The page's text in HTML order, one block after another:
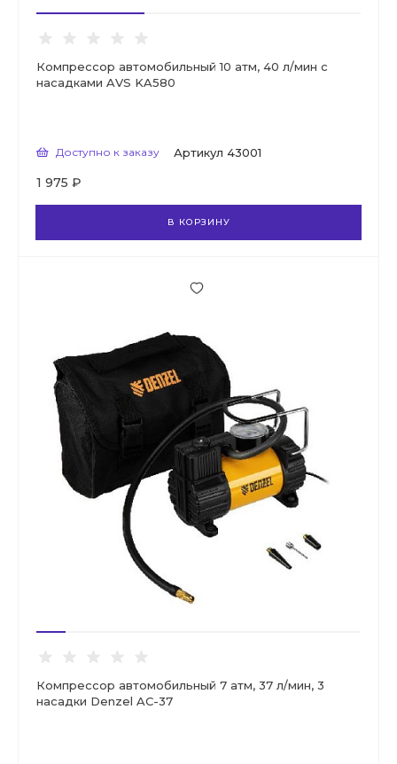
Компрессор автомобильный 10 атм, 40 л/мин с
насадками AVS KA580
Доступно к заказу Артикул 43001
1 975 ₽
В КОРЗИНУ
Компрессор автомобильный 7 атм, 37 л/мин, 3
насадки Denzel AC-37